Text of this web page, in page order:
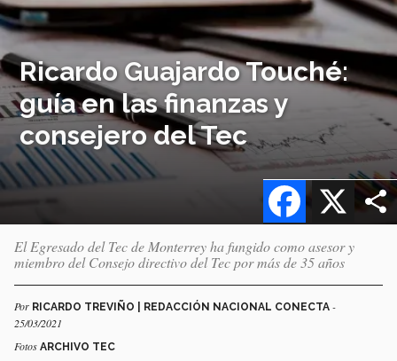
Ricardo Guajardo Touché:
guía en las finanzas y
consejero del Tec
X
Facebook
El Egresado del Tec de Monterrey ha fungido como asesor y
miembro del Consejo directivo del Tec por más de 35 años
Por RICARDO TREVIÑO | REDACCIÓN NACIONAL CONECTA -
25/03/2021
Fotos ARCHIVO TEC